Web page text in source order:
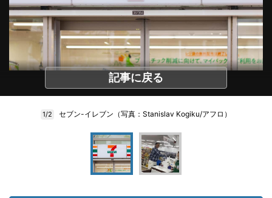
記事に戻る
1/2 セブン-イレブン（写真：Stanislav Kogiku/アフロ）